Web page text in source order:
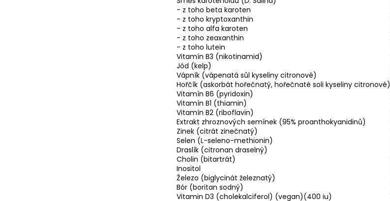
- z toho beta karoten
- z toho kryptoxanthin
- z toho alfa karoten
- z toho zeaxanthin
- z toho lutein
Vitamín B3 (nikotinamid)
Jód (kelp)
Vápník (vápenatá sůl kyseliny citronové)
Hořčík (askorbát hořečnatý, hořečnaté soli kyseliny citronové)
Vitamín B6 (pyridoxin)
Vitamín B1 (thiamin)
Vitamín B2 (riboflavin)
Extrakt zhroznových semínek (95% proanthokyanidinů)
Zinek (citrát zinečnatý)
Selen (L-seleno-methionin)
Draslík (citronan draselný)
Cholin (bitartrát)
Inositol
Železo (biglycinát železnatý)
Bór (boritan sodný)
Vitamin D3 (cholekalciferol) (vegan)(400 iu)